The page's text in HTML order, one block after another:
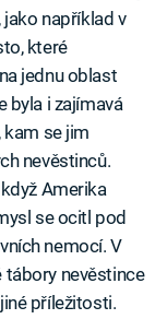
například v
které
jednu oblast
byla i zajímavá
kam se jim
nevěstinců.
Amerika
se ocitl pod
nemocí. V
nevěstince
příležitosti.